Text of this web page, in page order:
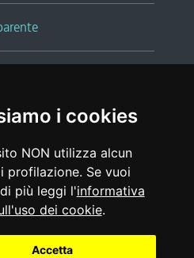
i cookies
NON utilizza alcun
profilazione. Se vuoi
più leggi l'informativa
dei cookie.
Accetta
|glossario
policy
|feedback